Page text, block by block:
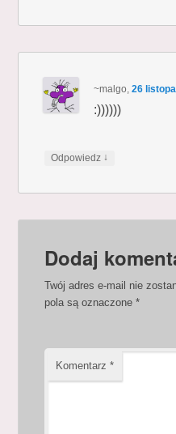
~malgo,26
:))))))
Odpowiedz ↓
Dodaj
Twój adres e-mail nie
pola są oznaczone*
Komentarz*